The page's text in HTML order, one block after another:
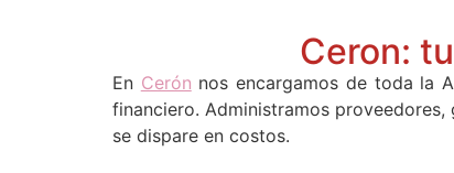
Ceron:
En Cerón nos encargamos de toda la
financiero. Administramos
se dispare en costos.